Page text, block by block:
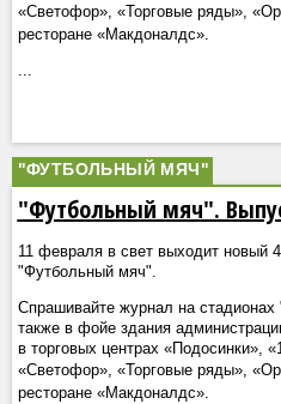
«Светофор», «Торговые ряды»,
ресторане «Макдоналдс».
"ФУТБОЛЬНЫЙ МЯЧ"
"Футбольный мяч".
11 февраля в свет выходит новый
"Футбольный мяч".
Спрашивайте журнал на
также в фойе здания
в торговых центрах «Подосинки»,
«Светофор», «Торговые ряды»,
ресторане «Макдоналдс».